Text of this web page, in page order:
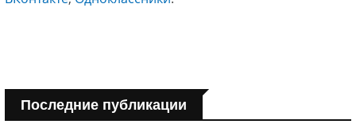
Последние публикации